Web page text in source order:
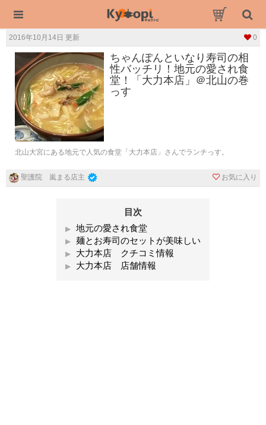
2016年10月14日 更新 0
ちゃんぽんといなり寿司の相
性バッチリ！地元の愛され食
堂！「大力本店」＠北山の巻
っす
北山大宮にある地元で人気の食堂「大力本店」さんでランチっす。
聖護院 嵐まる店主 お気に入り
目次
地元の愛され食堂
麺とお寿司のセットが美味しい
大力本店 クチコミ情報
大力本店 店舗情報